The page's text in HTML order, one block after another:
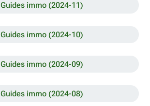
Guides immo (2024-11)
Guides immo (2024-10)
Guides immo (2024-09)
Guides immo (2024-08)